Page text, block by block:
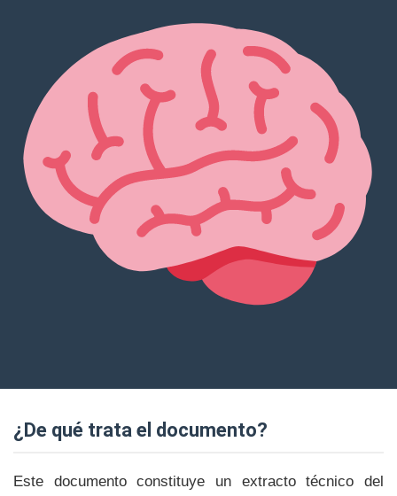
¿de qué trata el documento?
Este documento constituye un extracto técnico del